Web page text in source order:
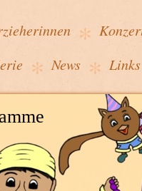
News Links